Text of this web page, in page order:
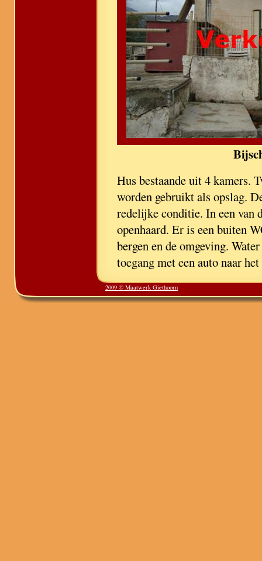
Hus bestaande uit 4 kamers.
worden gebruikt als opslag.
redelijke conditie. In een van
openhaard. Er is een buiten
bergen en de omgeving.
toegang met een auto naar
2009 © Maatwerk Giethoorn